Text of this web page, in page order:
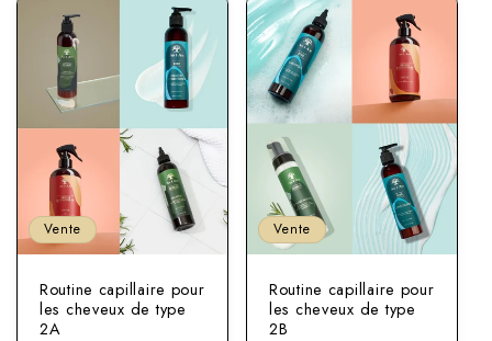
Vente
Routine capillaire pour
les cheveux de type
2A
Vente
Routine capillaire pour
les cheveux de type
2B